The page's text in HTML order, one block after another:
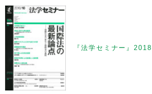
『法学セミナー』